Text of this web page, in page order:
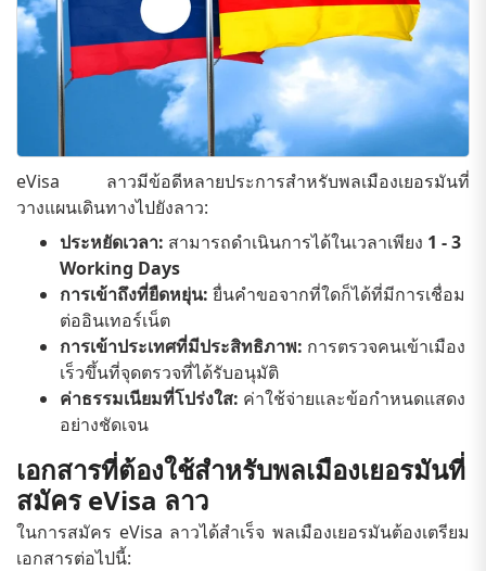
eVisa ลาวมีข้อดีหลายประการสำหรับพลเมืองเยอรมันที่
วางแผนเดินทางไปยังลาว:
ประหยัดเวลา: สามารถดำเนินการได้ในเวลาเพียง 1 - 3
Working Days
การเข้าถึงที่ยืดหยุ่น: ยื่นคำขอจากที่ใดก็ได้ที่มีการเชื่อม
ต่ออินเทอร์เน็ต
การเข้าประเทศที่มีประสิทธิภาพ: การตรวจคนเข้าเมือง
เร็วขึ้นที่จุดตรวจที่ได้รับอนุมัติ
ค่าธรรมเนียมที่โปร่งใส: ค่าใช้จ่ายและข้อกำหนดแสดง
อย่างชัดเจน
เอกสารที่ต้องใช้สำหรับพลเมืองเยอรมันที่
สมัคร eVisa ลาว
ในการสมัคร eVisa ลาวได้สำเร็จ พลเมืองเยอรมันต้องเตรียม
เอกสารต่อไปนี้: